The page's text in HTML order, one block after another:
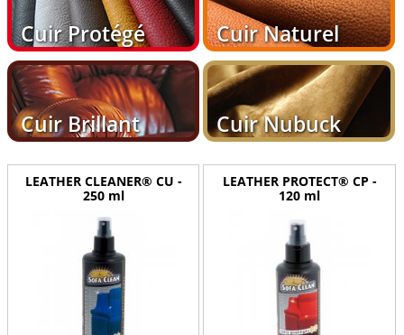
Cuir Protégé Cuir Naturel
Cuir Brillant Cuir Nubuck
LEATHER CLEANER® CU -
250 ml
LEATHER PROTECT® CP -
120 ml